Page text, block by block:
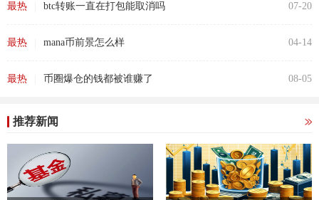
最热 btc转账一直在打包能取消吗 07-20
最热 mana币前景怎么样 04-14
最热 币圈爆仓的钱都被谁赚了 08-05
推荐新闻